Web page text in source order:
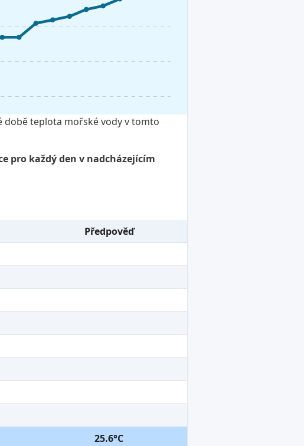
době teplota mořské vody v tomto
pro každý den v nadcházejícím
Předpověď
25.6°C